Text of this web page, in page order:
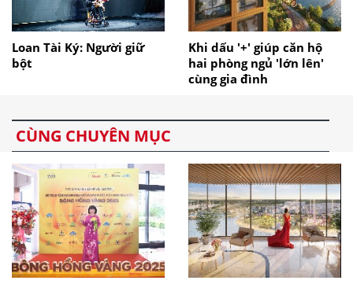
Loan Tài Ký: Người giữ
bột
Khi dấu '+' giúp căn hộ
hai phòng ngủ 'lớn lên'
cùng gia đình
CÙNG CHUYÊN MỤC